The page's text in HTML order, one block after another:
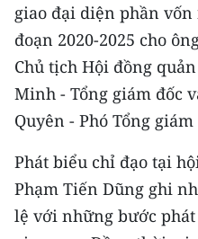
54 DÂN TỘC VIỆT NAM
CHƯƠNG TRÌNH OCOP -
MỘT SẢN PHẨM
MEDIA CENTER
E-Magazine
giao đại diện phần
đoạn 2020-2025 cho
Chủ tịch Hội đồng
Minh - Tổng giám đốc
Quyên - Phó Tổng giám
Phát biểu chỉ đạo tại
Phạm Tiến Dũng ghi
lệ với những bước